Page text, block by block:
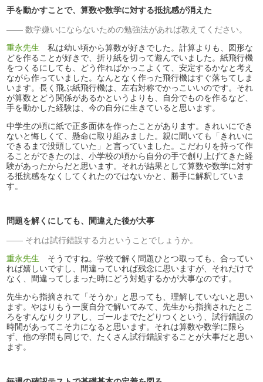
手を動かすことで、算数や数学に対する抵抗感が消えた
数学嫌いにならないための勉強法があれば教えてください。
重永先生 私は幼い頃から算数が好きでした。計算よりも、図形な
どを作ることが好きで、折り紙を切って遊んでいました。紙飛行機
をつくるにしても、どう作ればかっこよくて、安定するかなと考え
ながら作っていました。なんとなく作った飛行機はすぐ落ちてしま
います。長く飛ぶ紙飛行機は、左右対称でかっこいいのです。それ
が算数とどう関係があるかというよりも、自分でものを作るなど、
手を動かした経験は、今の自分に生きていると思います。
中学生の頃に紙で正多面体を作ったことがあります。きれいにでき
ないと悔しくて、懸命に取り組みました。親に聞いても「きれいに
できるまで没頭していた」と言っていました。こだわりを持って作
ることができたのは、小学校の頃から自分の手で創り上げてきた経
験があったからだと思います。それが結果として算数や数学に対す
る抵抗感をなくしてくれたのではないかと、勝手に解釈していま
す。
問題を解くにしても、間違えた後が大事
それは試行錯誤する力ということでしょうか。
重永先生 そうですね。学校で解く問題ひとつ取っても、合ってい
れば嬉しいですし、間違っていれば残念に思いますが、それだけで
なく、間違ってしまった時にどう対処するかが大事なのです。
先生から指摘されて「そうか」と思っても、理解していないと思い
ます。やはりもう一度自分で解いてみて、先生から指摘されたとこ
ろをすんなりクリアし、ゴールまでたどりつくという、試行錯誤の
時間があってこそ力になると思います。それは算数や数学に限ら
ず、他の学問も同じで、たくさん試行錯誤することが大事だと思い
ます。